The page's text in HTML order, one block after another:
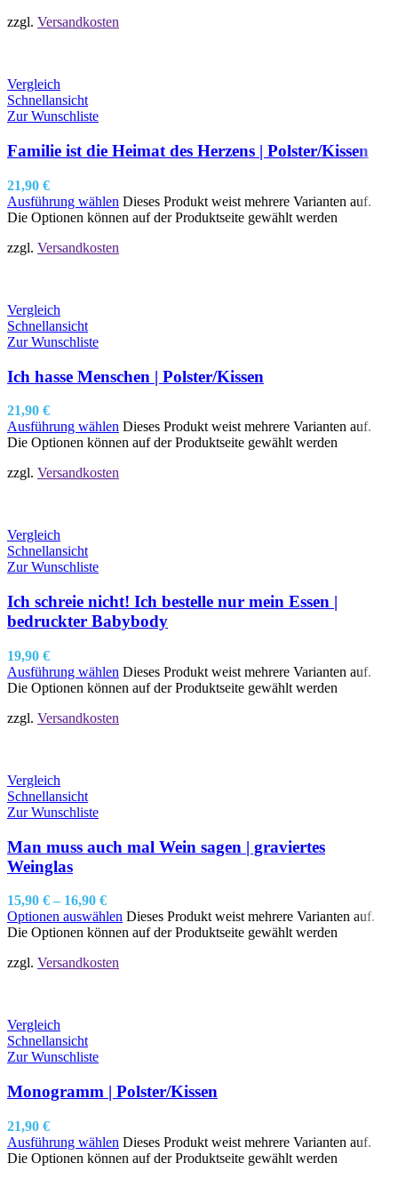
zzgl. Versandkosten
Vergleich
Schnellansicht
Zur Wunschliste
Familie ist die Heimat des Herzens | Polster/Kissen
21,90 €
Ausführung wählen Dieses Produkt weist mehrere Varianten auf.
Die Optionen können auf der Produktseite gewählt werden
zzgl. Versandkosten
Vergleich
Schnellansicht
Zur Wunschliste
Ich hasse Menschen | Polster/Kissen
21,90 €
Ausführung wählen Dieses Produkt weist mehrere Varianten auf.
Die Optionen können auf der Produktseite gewählt werden
zzgl. Versandkosten
Vergleich
Schnellansicht
Zur Wunschliste
Ich schreie nicht! Ich bestelle nur mein Essen |
bedruckter Babybody
19,90 €
Ausführung wählen Dieses Produkt weist mehrere Varianten auf.
Die Optionen können auf der Produktseite gewählt werden
zzgl. Versandkosten
Vergleich
Schnellansicht
Zur Wunschliste
Man muss auch mal Wein sagen | graviertes
Weinglas
15,90 € – 16,90 €
Optionen auswählen Dieses Produkt weist mehrere Varianten auf.
Die Optionen können auf der Produktseite gewählt werden
zzgl. Versandkosten
Vergleich
Schnellansicht
Zur Wunschliste
Monogramm | Polster/Kissen
21,90 €
Ausführung wählen Dieses Produkt weist mehrere Varianten auf.
Die Optionen können auf der Produktseite gewählt werden